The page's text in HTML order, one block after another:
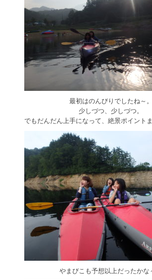
最初はのんびりでしたね～。
少しづつ、少しづつ。
でもだんだん上手になって、絶景ポイント
やまびこも予想以上だったかな